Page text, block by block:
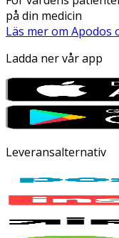
på din medicin
Läs mer om Apodos
Ladda ner vår app
Leveransalternativ